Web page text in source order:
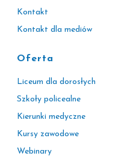
Kontakt
Kontakt dla mediów
Oferta
Liceum dla dorosłych
Szkoły policealne
Kierunki medyczne
Kursy zawodowe
Webinary